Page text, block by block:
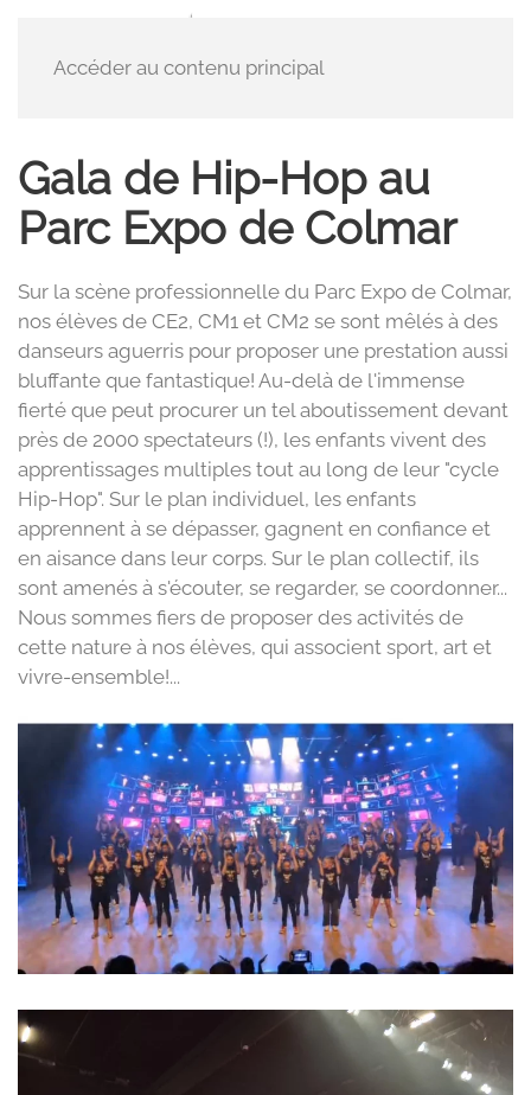
Accéder au contenu principal
Gala de Hip-Hop au
Parc Expo de Colmar
Sur la scène professionnelle du Parc Expo de Colmar,
nos élèves de CE2, CM1 et CM2 se sont mêlés à des
danseurs aguerris pour proposer une prestation aussi
bluffante que fantastique! Au-delà de l'immense
fierté que peut procurer un tel aboutissement devant
près de 2000 spectateurs (!), les enfants vivent des
apprentissages multiples tout au long de leur "cycle
Hip-Hop". Sur le plan individuel, les enfants
apprennent à se dépasser, gagnent en confiance et
en aisance dans leur corps. Sur le plan collectif, ils
sont amenés à s'écouter, se regarder, se coordonner...
Nous sommes fiers de proposer des activités de
cette nature à nos élèves, qui associent sport, art et
vivre-ensemble!...